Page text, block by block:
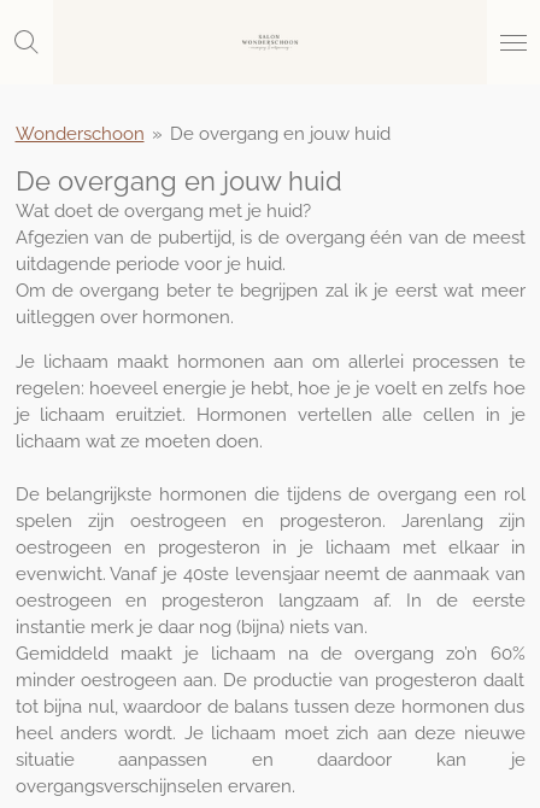
direct
hoofdinhoud
Wonderschoon » De overgang en jouw huid
De overgang en jouw huid
Wat doet de overgang met je huid?
Afgezien van de pubertijd, is de overgang één van de meest
uitdagende periode voor je huid.
Om de overgang beter te begrijpen zal ik je eerst wat meer
uitleggen over hormonen.
Je lichaam maakt hormonen aan om allerlei processen te
regelen: hoeveel energie je hebt, hoe je je voelt en zelfs hoe
je lichaam eruitziet. Hormonen vertellen alle cellen in je
lichaam wat ze moeten doen.
De belangrijkste hormonen die tijdens de overgang een rol
spelen zijn oestrogeen en progesteron. Jarenlang zijn
oestrogeen en progesteron in je lichaam met elkaar in
evenwicht. Vanaf je 40ste levensjaar neemt de aanmaak van
oestrogeen en progesteron langzaam af. In de eerste
instantie merk je daar nog (bijna) niets van.
Gemiddeld maakt je lichaam na de overgang zo’n 60%
minder oestrogeen aan. De productie van progesteron daalt
tot bijna nul, waardoor de balans tussen deze hormonen dus
heel anders wordt. Je lichaam moet zich aan deze nieuwe
situatie aanpassen en daardoor kan je
overgangsverschijnselen ervaren.